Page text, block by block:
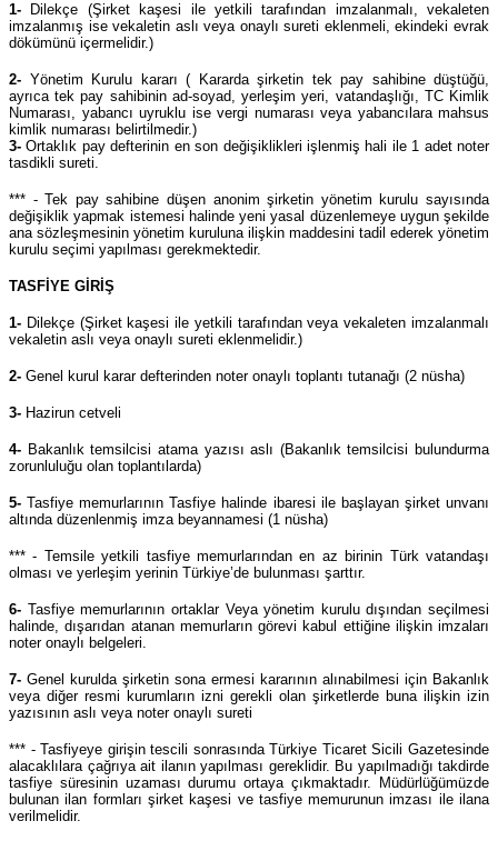
1- Dilekçe (Şirket kaşesi ile yetkili tarafından imzalanmalı, vekaleten
imzalanmış ise vekaletin aslı veya onaylı sureti eklenmeli, ekindeki evrak
dökümünü içermelidir.)
2- Yönetim Kurulu kararı ( Kararda şirketin tek pay sahibine düştüğü,
ayrıca tek pay sahibinin ad-soyad, yerleşim yeri, vatandaşlığı, TC Kimlik
Numarası, yabancı uyruklu ise vergi numarası veya yabancılara mahsus
kimlik numarası belirtilmedir.)
3- Ortaklık pay defterinin en son değişiklikleri işlenmiş hali ile 1 adet noter
tasdikli sureti.
*** - Tek pay sahibine düşen anonim şirketin yönetim kurulu sayısında
değişiklik yapmak istemesi halinde yeni yasal düzenlemeye uygun şekilde
ana sözleşmesinin yönetim kuruluna ilişkin maddesini tadil ederek yönetim
kurulu seçimi yapılması gerekmektedir.
TASFİYE GİRİŞ
1- Dilekçe (Şirket kaşesi ile yetkili tarafından veya vekaleten imzalanmalı
vekaletin aslı veya onaylı sureti eklenmelidir.)
2- Genel kurul karar defterinden noter onaylı toplantı tutanağı (2 nüsha)
3- Hazirun cetveli
4- Bakanlık temsilcisi atama yazısı aslı (Bakanlık temsilcisi bulundurma
zorunluluğu olan toplantılarda)
5- Tasfiye memurlarının Tasfiye halinde ibaresi ile başlayan şirket unvanı
altında düzenlenmiş imza beyannamesi (1 nüsha)
*** - Temsile yetkili tasfiye memurlarından en az birinin Türk vatandaşı
olması ve yerleşim yerinin Türkiye’de bulunması şarttır.
6- Tasfiye memurlarının ortaklar Veya yönetim kurulu dışından seçilmesi
halinde, dışarıdan atanan memurların görevi kabul ettiğine ilişkin imzaları
noter onaylı belgeleri.
7- Genel kurulda şirketin sona ermesi kararının alınabilmesi için Bakanlık
veya diğer resmi kurumların izni gerekli olan şirketlerde buna ilişkin izin
yazısının aslı veya noter onaylı sureti
*** - Tasfiyeye girişin tescili sonrasında Türkiye Ticaret Sicili Gazetesinde
alacaklılara çağrıya ait ilanın yapılması gereklidir. Bu yapılmadığı takdirde
tasfiye süresinin uzaması durumu ortaya çıkmaktadır. Müdürlüğümüzde
bulunan ilan formları şirket kaşesi ve tasfiye memurunun imzası ile ilana
verilmelidir.